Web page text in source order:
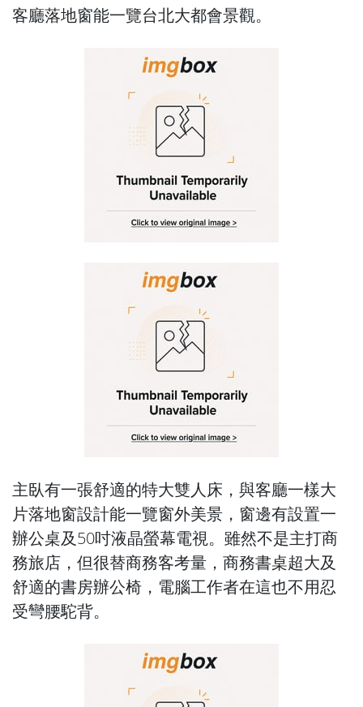
客廳落地窗能一覽台北大都會景觀。
主臥有一張舒適的特大雙人床，與客廳一樣大
片落地窗設計能一覽窗外美景，窗邊有設置一
辦公桌及50吋液晶螢幕電視。雖然不是主打商
務旅店，但很替商務客考量，商務書桌超大及
舒適的書房辦公椅，電腦工作者在這也不用忍
受彎腰駝背。